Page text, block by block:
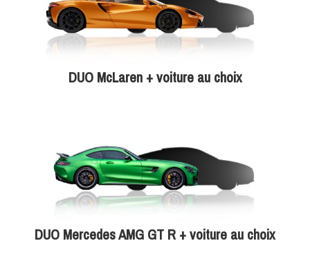
DUO McLaren + voiture au choix
DUO Mercedes AMG GT R + voiture au choix